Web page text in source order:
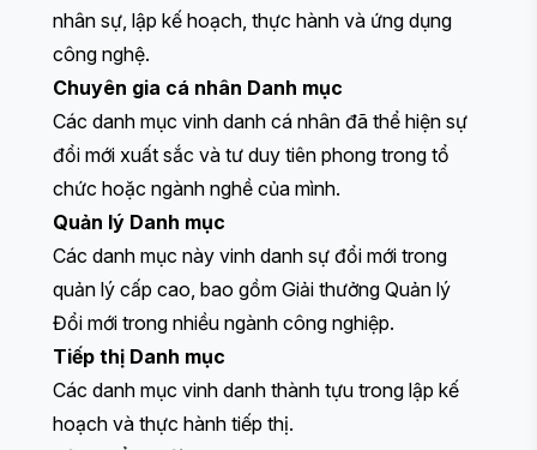
nhân sự, lập kế hoạch, thực hành và ứng dụng
công nghệ.
Chuyên gia cá nhân Danh mục
Các danh mục vinh danh cá nhân đã thể hiện sự
đổi mới xuất sắc và tư duy tiên phong trong tổ
chức hoặc ngành nghề của mình.
Quản lý Danh mục
Các danh mục này vinh danh sự đổi mới trong
quản lý cấp cao, bao gồm Giải thưởng Quản lý
Đổi mới trong nhiều ngành công nghiệp.
Tiếp thị Danh mục
Các danh mục vinh danh thành tựu trong lập kế
hoạch và thực hành tiếp thị.